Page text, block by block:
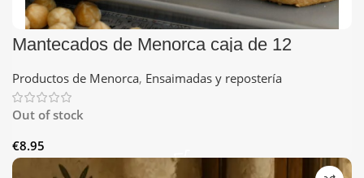
Mantecados de Menorca caja de 12
Productos de Menorca, Ensaimadas y repostería
Out of stock
€8.95